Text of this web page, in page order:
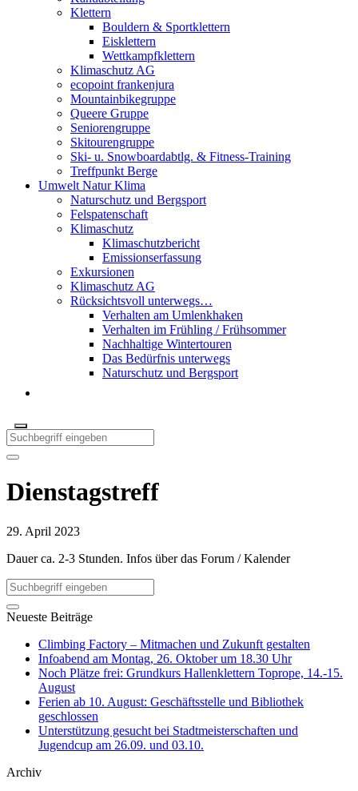
Klettern
Bouldern & Sportklettern
Eisklettern
Wettkampfklettern
Klimaschutz AG
ecopoint frankenjura
Mountainbikegruppe
Queere Gruppe
Seniorengruppe
Skitourengruppe
Ski- u. Snowboardabtlg. & Fitness-Training
Treffpunkt Berge
Umwelt Natur Klima
Naturschutz und Bergsport
Felspatenschaft
Klimaschutz
Klimaschutzbericht
Emissionserfassung
Exkursionen
Klimaschutz AG
Rücksichtsvoll unterwegs…
Verhalten am Umlenkhaken
Verhalten im Frühling / Frühsommer
Nachhaltige Wintertouren
Das Bedürfnis unterwegs
Naturschutz und Bergsport
Dienstagstreff
29. April 2023
Dauer ca. 2-3 Stunden. Infos über das Forum / Kalender
Neueste Beiträge
Climbing Factory – Mitmachen und Zukunft gestalten
Infoabend am Montag, 26. Oktober um 18.30 Uhr
Noch Plätze frei: Grundkurs Hallenklettern Toprope, 14.-15.
August
Ferien ab 10. August: Geschäftsstelle und Bibliothek
geschlossen
Unterstützung gesucht bei Stadtmeisterschaften und
Jugendcup am 26.09. und 03.10.
Archiv